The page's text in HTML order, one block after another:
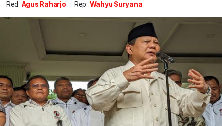
Red: Agus Raharjo Rep: Wahyu Suryana